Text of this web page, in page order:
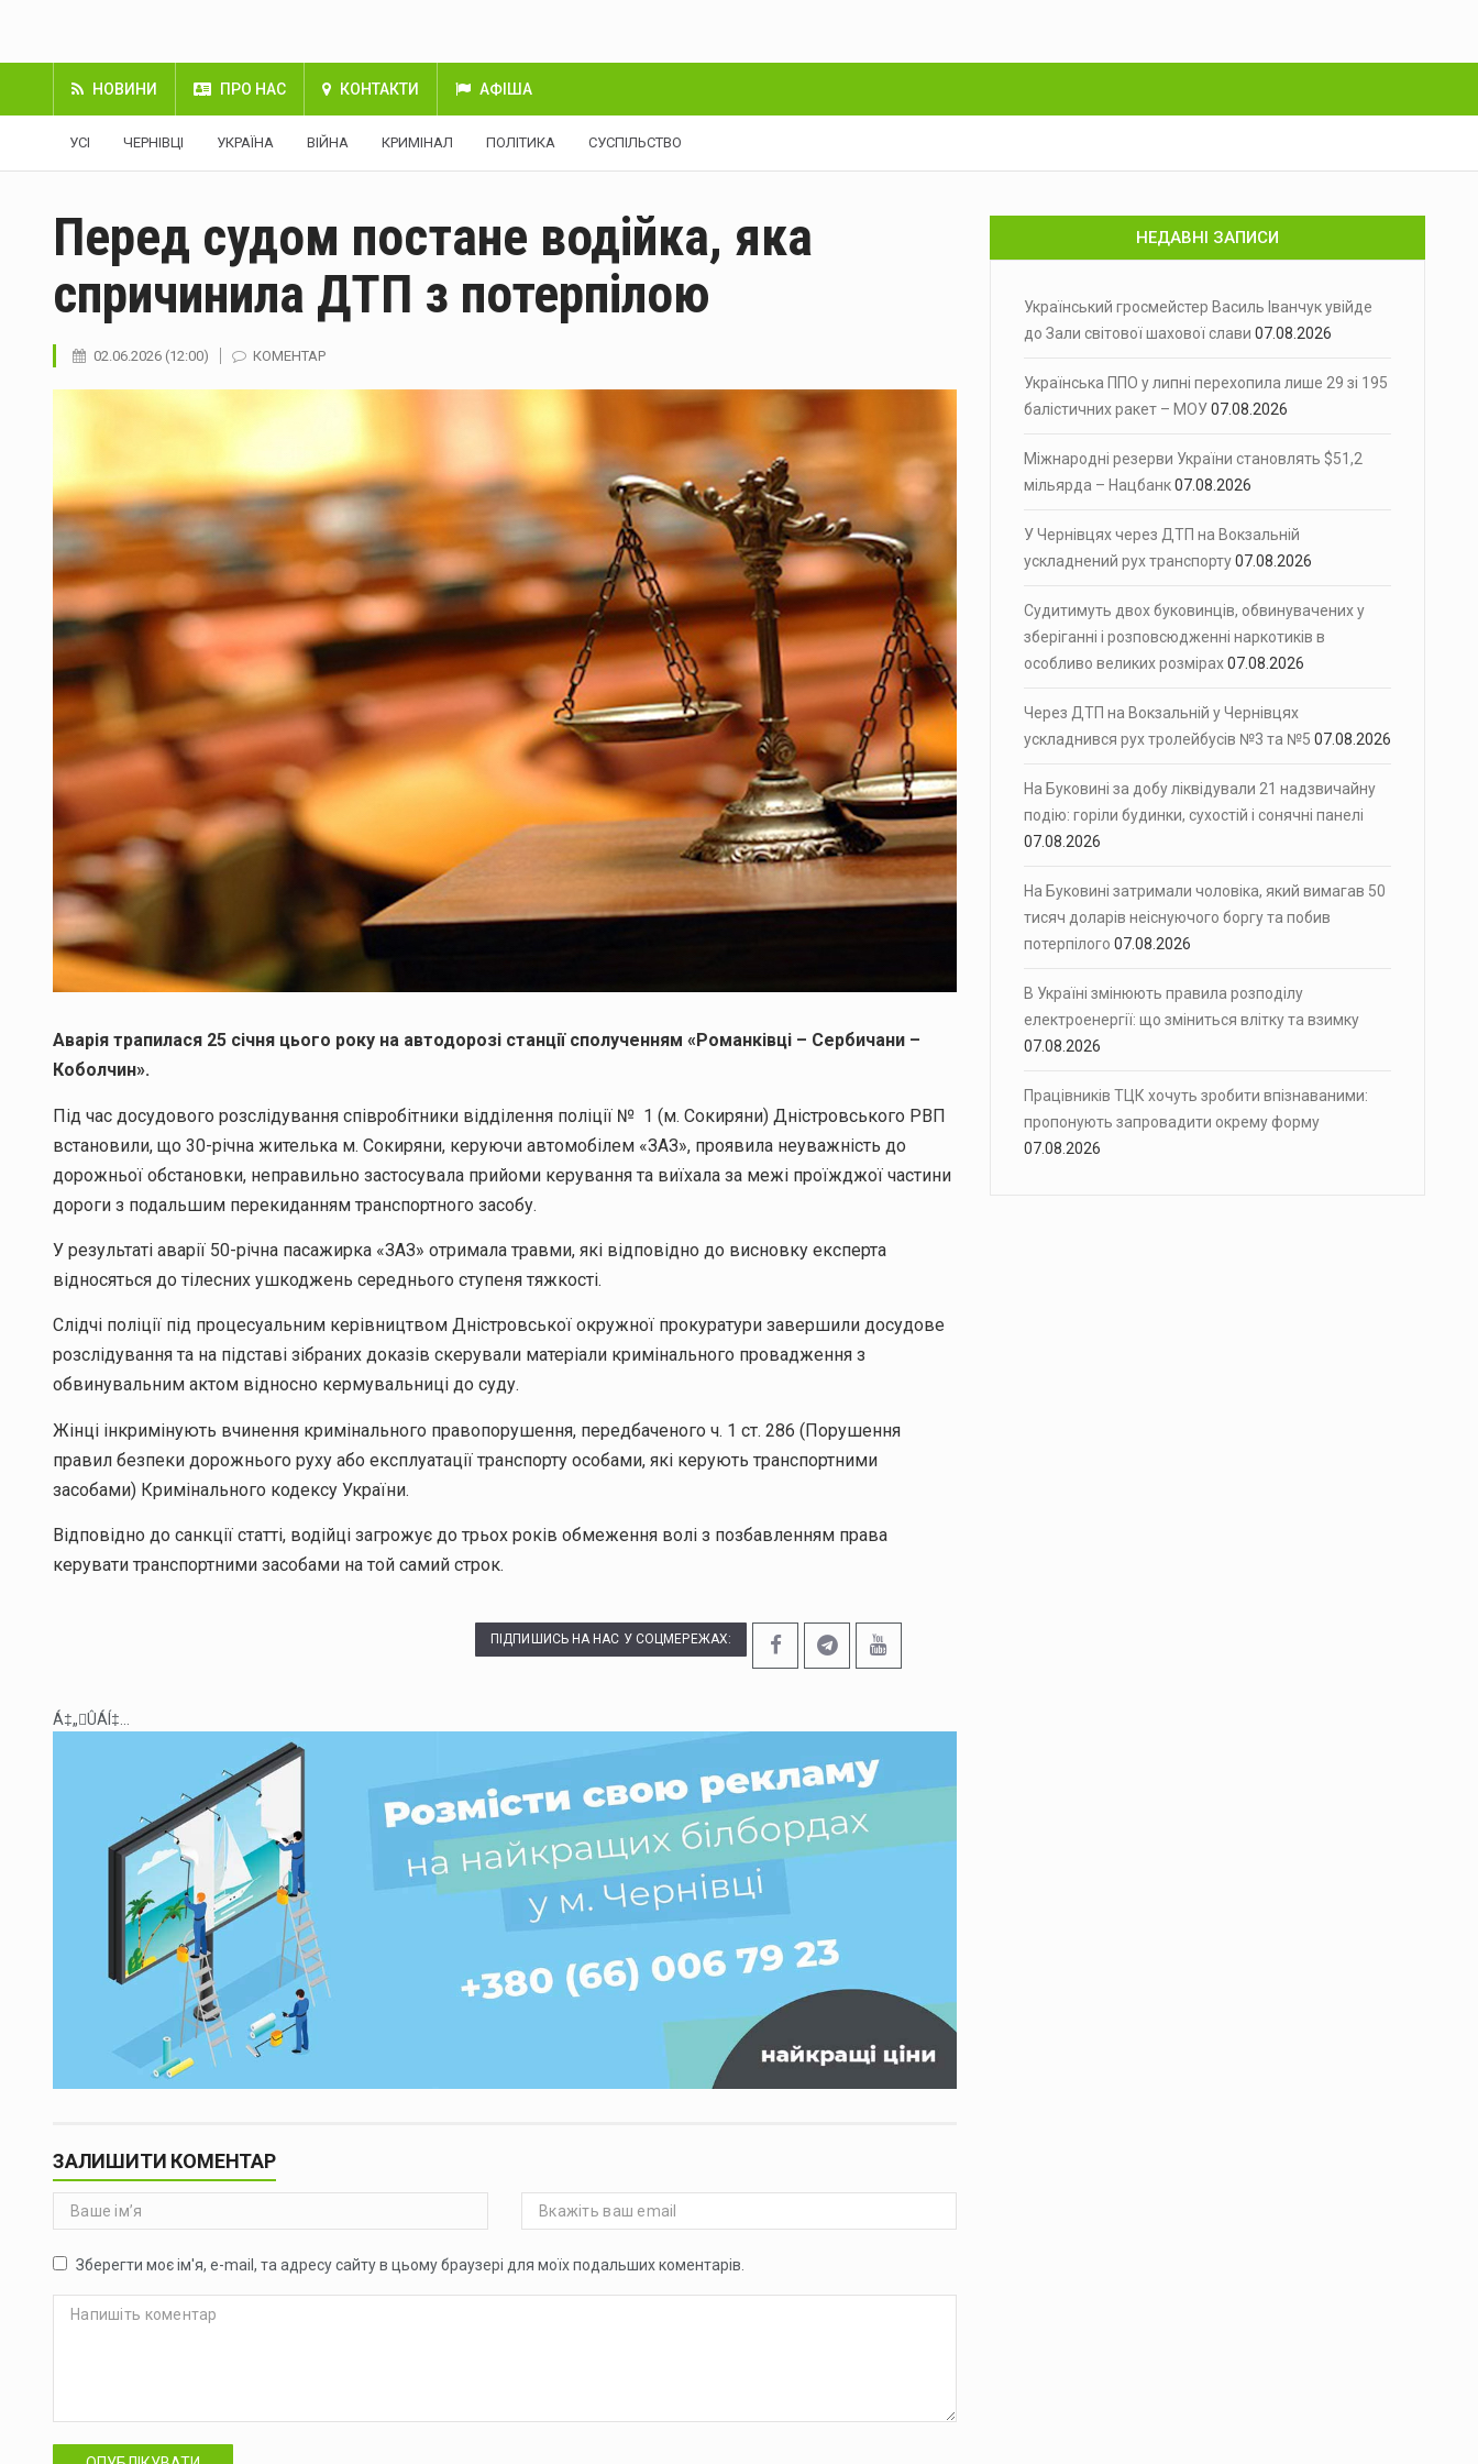
НОВИНИ ПРО НАС КОНТАКТИ АФІША
УСІ ЧЕРНІВЦІ УКРАЇНА ВІЙНА КРИМІНАЛ ПОЛІТИКА СУСПІЛЬСТВО
Перед судом постане водійка, яка
спричинила ДТП з потерпілою
02.06.2026 (12:00) КОМЕНТАР
Аварія трапилася 25 січня цього року на автодорозі станції сполученням «Романківці – Сербичани –
Коболчин».
Під час досудового розслідування співробітники відділення поліції № 1 (м. Сокиряни) Дніcтровського РВП
встановили, що 30-річна жителька м. Сокиряни, керуючи автомобілем «ЗАЗ», проявила неуважність до
дорожньої обстановки, неправильно застосувала прийоми керування та виїхала за межі проїжджої частини
дороги з подальшим перекиданням транспортного засобу.
У результаті аварії 50-річна пасажирка «ЗАЗ» отримала травми, які відповідно до висновку експерта
відносяться до тілесних ушкоджень середнього ступеня тяжкості.
Слідчі поліції під процесуальним керівництвом Дністровської окружної прокуратури завершили досудове
розслідування та на підставі зібраних доказів скерували матеріали кримінального провадження з
обвинувальним актом відносно кермувальниці до суду.
Жінці інкримінують вчинення кримінального правопорушення, передбаченого ч. 1 ст. 286 (Порушення
правил безпеки дорожнього руху або експлуатації транспорту особами, які керують транспортними
засобами) Кримінального кодексу України.
Відповідно до санкції статті, водійці загрожує до трьох років обмеження волі з позбавленням права
керувати транспортними засобами на той самий строк.
ПІДПИШИСЬ НА НАС У СОЦМЕРЕЖАХ:
Á‡„ÛÁÍ‡...
ЗАЛИШИТИ КОМЕНТАР
Зберегти моє ім'я, e-mail, та адресу сайту в цьому браузері для моїх подальших коментарів.
НЕДАВНІ ЗАПИСИ
Український гросмейстер Василь Іванчук увійде
до Зали світової шахової слави 07.08.2026
Українська ППО у липні перехопила лише 29 зі 195
балістичних ракет – МОУ07.08.2026
Міжнародні резерви України становлять $51,2
мільярда – Нацбанк07.08.2026
У Чернівцях через ДТП на Вокзальній
ускладнений рух транспорту07.08.2026
Судитимуть двох буковинців, обвинувачених у
зберіганні і розповсюдженні наркотиків в
особливо великих розмірах07.08.2026
Через ДТП на Вокзальній у Чернівцях
ускладнився рух тролейбусів №3 та №5 07.08.2026
На Буковині за добу ліквідували 21 надзвичайну
подію: горіли будинки, сухостій і сонячні панелі
07.08.2026
На Буковині затримали чоловіка, який вимагав 50
тисяч доларів неіснуючого боргу та побив
потерпілого 07.08.2026
В Україні змінюють правила розподілу
електроенергії: що зміниться влітку та взимку
07.08.2026
Працівників ТЦК хочуть зробити впізнаваними:
пропонують запровадити окрему форму
07.08.2026